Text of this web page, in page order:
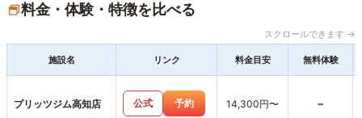
料金・体験・特徴を比べる
スクロールできます →
施設名 リンク 料金目安 無料体験
プリッツジム高知店 公式 予約 14,300円〜 -